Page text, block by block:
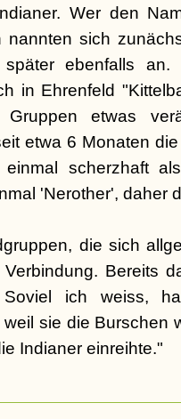
Wer den
nannten sich
ebenfalls
in Ehrenfeld
etwas
etwa 6 Monaten
scherzhaft
'Nerother', daher
die sich
Bereits
Soviel ich weiss,
sie die Burschen
Indianer einreihte."